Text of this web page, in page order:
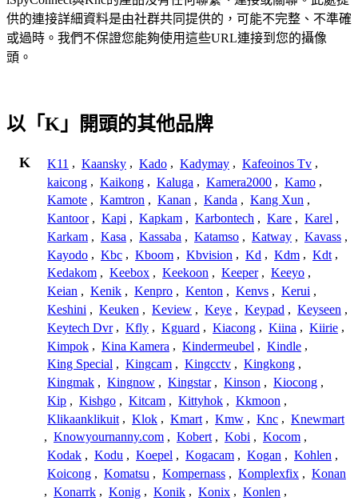
供的連接詳細資料是由社群共同提供的，可能不完整、不準確
或過時。我們不保證您能夠使用這些URL連接到您的攝像
頭。
以「K」開頭的其他品牌
K K11 , Kaansky , Kado , Kadymay , Kafeoinos Tv ,
kaicong , Kaikong , Kaluga , Kamera2000 , Kamo ,
Kamote , Kamtron , Kanan , Kanda , Kang Xun ,
Kantoor , Kapi , Kapkam , Karbontech , Kare , Karel ,
Karkam , Kasa , Kassaba , Katamso , Katway , Kavass ,
Kayodo , Kbc , Kboom , Kbvision , Kd , Kdm , Kdt ,
Kedakom , Keebox , Keekoon , Keeper , Keeyo ,
Keian , Kenik , Kenpro , Kenton , Kenvs , Kerui ,
Keshini , Keuken , Keview , Keye , Keypad , Keyseen ,
Keytech Dvr , Kfly , Kguard , Kiacong , Kiina , Kiirie ,
Kimpok , Kina Kamera , Kindermeubel , Kindle ,
King Special , Kingcam , Kingcctv , Kingkong ,
Kingmak , Kingnow , Kingstar , Kinson , Kiocong ,
Kip , Kishgo , Kitcam , Kittyhok , Kkmoon ,
Klikaanklikuit , Klok , Kmart , Kmw , Knc , Knewmart
, Knowyournanny.com , Kobert , Kobi , Kocom ,
Kodak , Kodu , Koepel , Kogacam , Kogan , Kohlen ,
Koicong , Komatsu , Kompernass , Komplexfix , Konan
, Konarrk , Konig , Konik , Konix , Konlen ,